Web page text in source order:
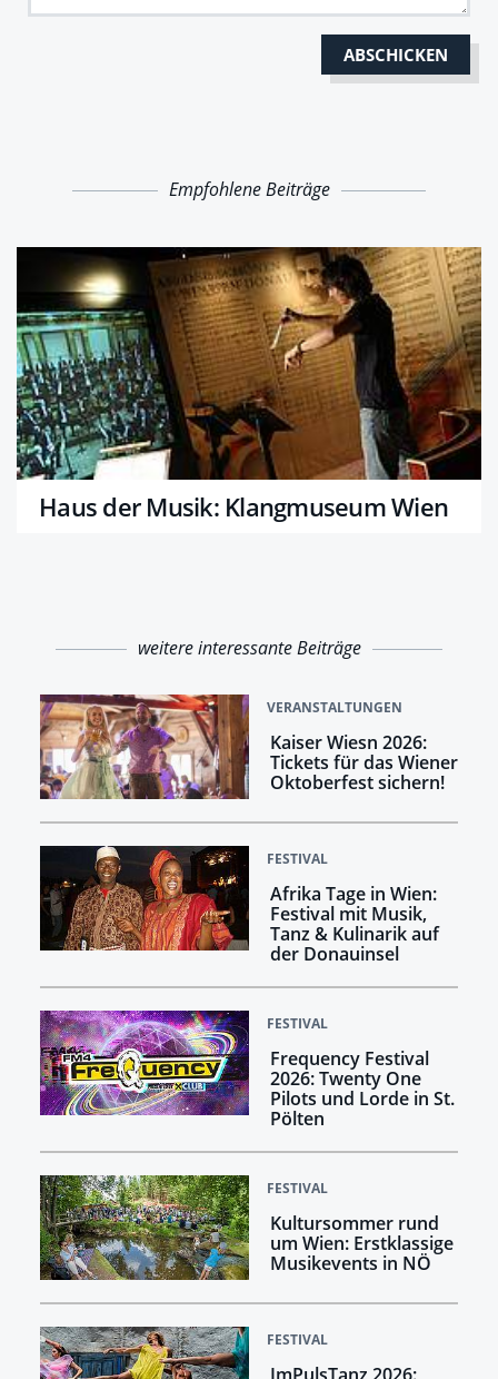
Empfohlene Beiträge
Haus der Musik: Klangmuseum Wien
weitere interessante Beiträge
VERANSTALTUNGEN
Kaiser Wiesn 2026:
Tickets für das Wiener
Oktoberfest sichern!
FESTIVAL
Afrika Tage in Wien:
Festival mit Musik,
Tanz & Kulinarik auf
der Donauinsel
FESTIVAL
Frequency Festival
2026: Twenty One
Pilots und Lorde in St.
Pölten
FESTIVAL
Kultursommer rund
um Wien: Erstklassige
Musikevents in NÖ
FESTIVAL